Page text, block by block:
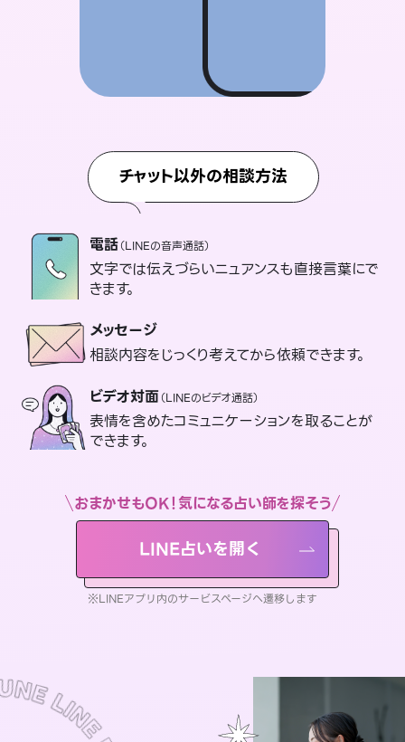
チャット以外の相談方法
電話（LINEの音声通話）
文字では伝えづらいニュアンスも直接言葉にで
きます。
メッセージ
相談内容をじっくり考えてから依頼できます。
ビデオ対面（LINEのビデオ通話）
表情を含めたコミュニケーションを取ることが
できます。
おまかせもOK！気になる占い師を探そう
LINE占いを開く
※LINEアプリ内のサービスページへ遷移します